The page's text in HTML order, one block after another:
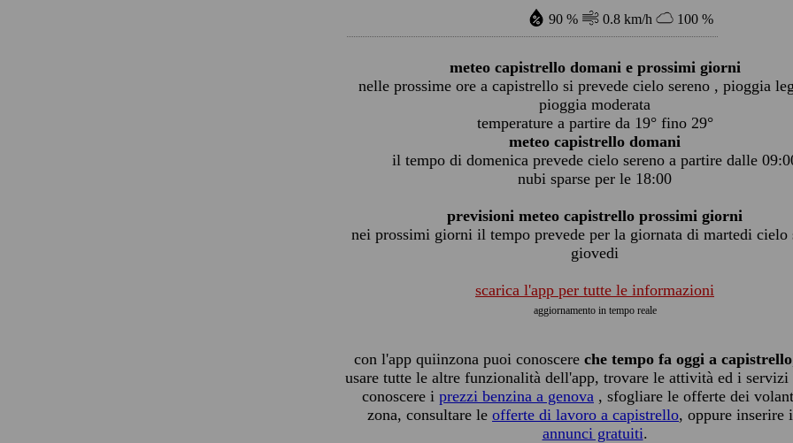
90 % 0.8 km/h 100 %
meteo capistrello domani e prossimi giorni
nelle prossime ore a capistrello si prevede cielo sereno , pioggia
pioggia moderata
temperature a partire da 19° fino 29°
meteo capistrello domani
il tempo di domenica prevede cielo sereno a partire dalle
nubi sparse per le 18:00
previsioni meteo capistrello prossimi giorni
nei prossimi giorni il tempo prevede per la giornata di martedi cielo
giovedi
scarica l'app per tutte le informazioni
aggiornamento in tempo reale
con l'app quiinzona puoi conoscere che tempo fa oggi a capistrello
usare tutte le altre funzionalità dell'app, trovare le attività ed i servizi
conoscere i prezzi benzina a genova , sfogliare le offerte dei
zona, consultare le offerte di lavoro a capistrello, oppure inserire
annunci gratuiti.